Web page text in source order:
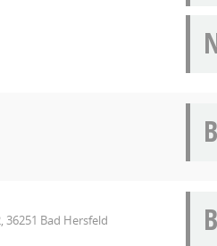
36251 Bad Hersfeld